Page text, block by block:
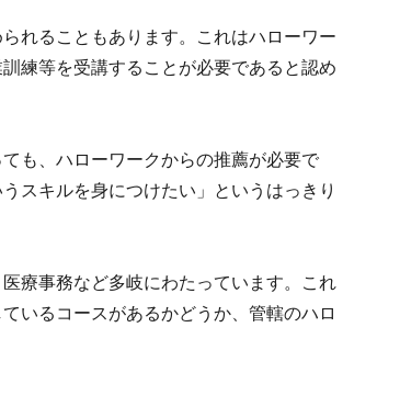
れることもあります。これはハローワー
練等を受講することが必要であると認め
も、ハローワークからの推薦が必要で
スキルを身につけたい」というはっきり
療事務など多岐にわたっています。これ
いるコースがあるかどうか、管轄のハロ